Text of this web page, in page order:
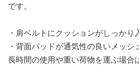
です。
・肩ベルトにクッションがしっかり
・背面パッドが通気性の良いメッシ
長時間の使用や重い荷物を運ぶ場合